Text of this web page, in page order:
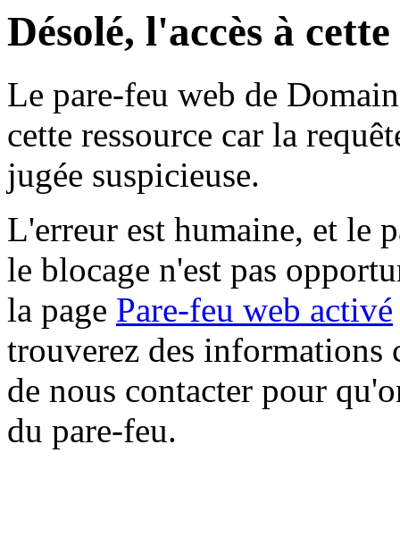
Désolé, l'accès à
Le pare-feu web de
cette ressource car la
jugée suspicieuse.
L'erreur est humaine, et le
le blocage n'est pas
la page Pare-feu web activé
trouverez des informations
de nous contacter pour
du pare-feu.